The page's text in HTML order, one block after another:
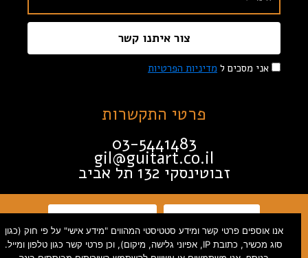
אני מסכים ל מדיניות הפרטיות
צור איתנו קשר
פרטי התקשרות
03-5441483
gil@guitart.co.il
זבוטינסקי 132 תל אביב
אנו אוספים פרטי קשר ומידע סטטיסטי המהווים "מידע אישי" על פי חוק (כגון
סוג מכשיר, כתובת IP, אפיוני גלישה, מיקום), וכן פרטי קשר כגון טלפון ומייל.